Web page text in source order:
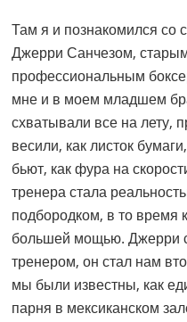
Там я и познакомился со
Джерри Санчезом,
профессиональным
мне и в моем младшем
схватывали все на лету,
весили, как листок
бьют, как фура на
тренера стала
подбородком, в то время
большей мощью. Джерри
тренером, он стал нам
мы были известны, как
парня в мексиканском